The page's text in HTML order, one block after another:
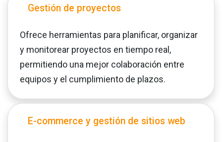
Gestión de proyectos
Ofrece herramientas para planificar, organizar
y monitorear proyectos en tiempo real,
permitiendo una mejor colaboración entre
equipos y el cumplimiento de plazos.
E-commerce y gestión de sitios web